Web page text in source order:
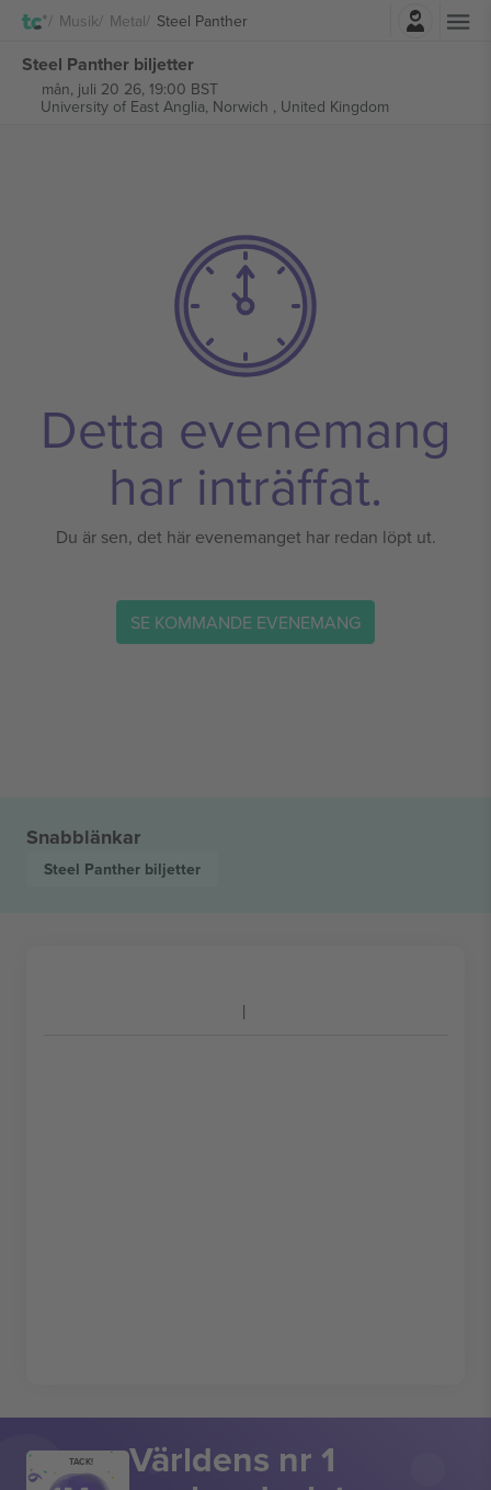
Musik Metal Steel Panther
Steel Panther biljetter
mån, juli 20 26, 19:00 BST
University of East Anglia, Norwich , United Kingdom
Detta evenemang
har inträffat.
Du är sen, det här evenemanget har redan löpt ut.
SE KOMMANDE EVENEMANG
Snabblänkar
Steel Panther biljetter
TACK! Världens nr 1